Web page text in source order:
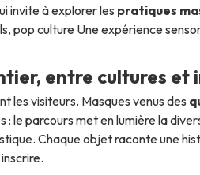
invite à explorer les pratiques
pop culture Une expérience
entre cultures et
les visiteurs. Masques venus des
le parcours met en lumière la
Chaque objet raconte une